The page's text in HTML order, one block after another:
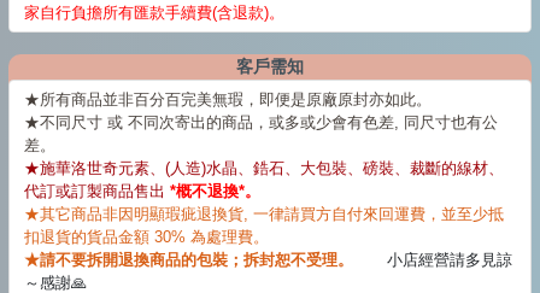
家自行負擔所有匯款手續費(含退款)。
客戶需知
★所有商品並非百分百完美無瑕，即便是原廠原封亦如此。
★不同尺寸 或 不同次寄出的商品，或多或少會有色差, 同尺寸也有公
差。
★施華洛世奇元素、(人造)水晶、鋯石、大包裝、磅裝、裁斷的線材、
代訂或訂製商品售出 *概不退換*。
★其它商品非因明顯瑕疵退換貨, 一律請買方自付來回運費，並至少抵
扣退貨的貨品金額 30% 為處理費。
★請不要拆開退換商品的包裝；拆封恕不受理。
小店經營請多見諒
～感謝🙏